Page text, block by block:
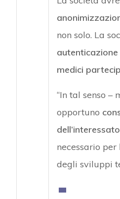
non solo. La
medici
“In tal senso
opportuno
dell’interessato
necessario
degli sviluppi